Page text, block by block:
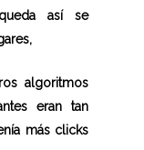
así se
algoritmos
eran tan
más clicks